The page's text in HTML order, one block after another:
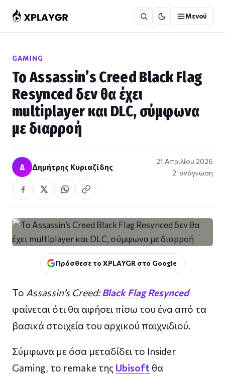
στο
περιεχόμενο
Μενού
GAMING
Το Assassin’s Creed Black Flag
Resynced δεν θα έχει
multiplayer και DLC, σύμφωνα
με διαρροή
Δ Δημήτρης Κυριαζίδης
21 Απριλίου 2026
2′ ανάγνωση
Πρόσθεσε το XPLAYGR στο Google
Το Assassin’s Creed:Black Flag Resynced
φαίνεται ότι θα αφήσει πίσω του ένα από τα
βασικά στοιχεία του αρχικού παιχνιδιού.
Σύμφωνα με όσα μεταδίδει το Insider
Gaming, το remake της Ubisoft θα